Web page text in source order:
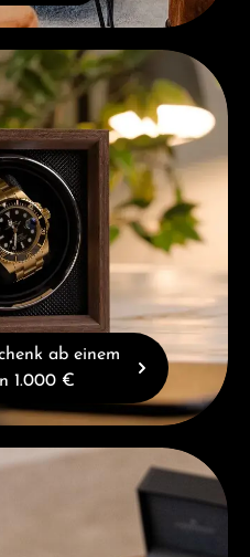
Einkauf von 1.000 €
ab einem
1.000 €